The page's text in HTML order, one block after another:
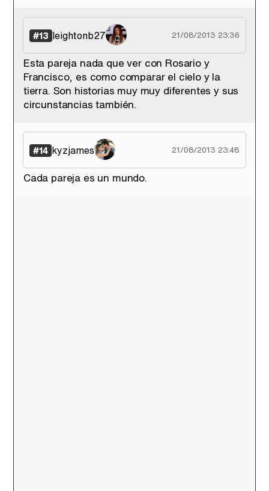
#13 leightonb27 21/08/2013 23:36
Esta pareja nada que ver con Rosario y
Francisco, es como comparar el cielo y la
tierra. Son historias muy muy diferentes y sus
circunstancias también.
#14 kyzjames 21/08/2013 23:48
Cada pareja es un mundo.